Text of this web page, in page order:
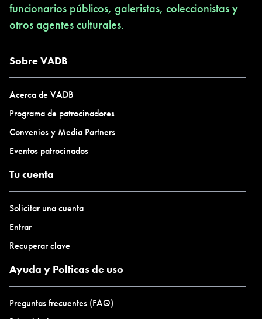
funcionarios públicos, galeristas, coleccionistas y
otros agentes culturales.
Sobre VADB
Acerca de VADB
Programa de patrocinadores
Convenios y Media Partners
Eventos patrocinados
Tu cuenta
Solicitar una cuenta
Entrar
Recuperar clave
Ayuda y Polticas de uso
Preguntas frecuentes (FAQ)